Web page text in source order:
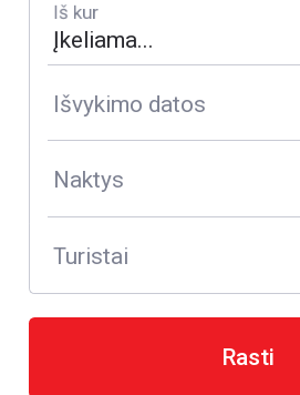
Iš kur
Išvykimo datos
Naktys
Turistai
Rasti